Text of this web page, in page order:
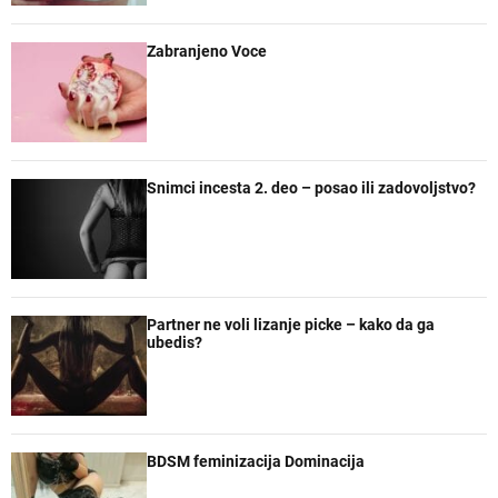
Zabranjeno Voce
Snimci incesta 2. deo – posao ili zadovoljstvo?
Partner ne voli lizanje picke – kako da ga
ubedis?
BDSM feminizacija Dominacija